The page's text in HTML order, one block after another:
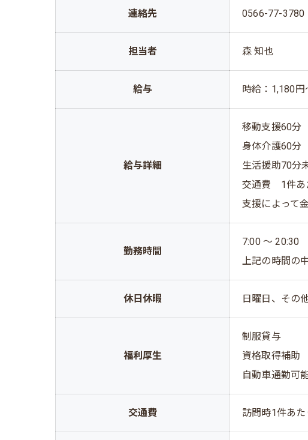
連絡先 0566-77-3780
担当者 森 知也
給与 時給：1,180円
給与詳細
移動支援
身体介護
生活援助70
交通費 1件あ
支援によって
勤務時間
7:00 ～ 20:30
上記の時間の
休日休暇 日曜日、その
福利厚生
制服貸与
資格取得補助
自動車通勤可
交通費 訪問時1件あ